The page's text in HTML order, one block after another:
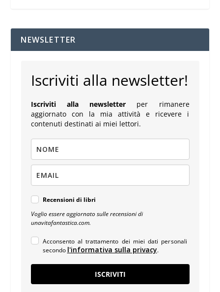
NEWSLETTER
Iscriviti alla newsletter!
Iscriviti alla newsletter per rimanere
aggiornato con la mia attività e ricevere i
contenuti destinati ai miei lettori.
Recensioni di libri
Voglio essere aggiornato sulle recensioni di
unavitafantastica.com.
Acconsento al trattamento dei miei dati personali
secondo l'informativa sulla privacy.
ISCRIVITI